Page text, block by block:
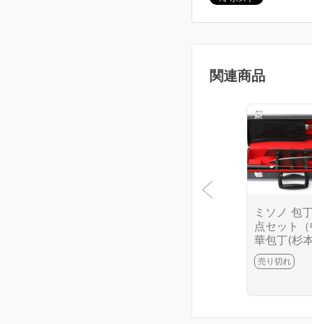
関連商品
ミソノ 包
点セット
華包丁(杉
出刃(藤次
薄刃(藤次
6699-2J10
売り切れ